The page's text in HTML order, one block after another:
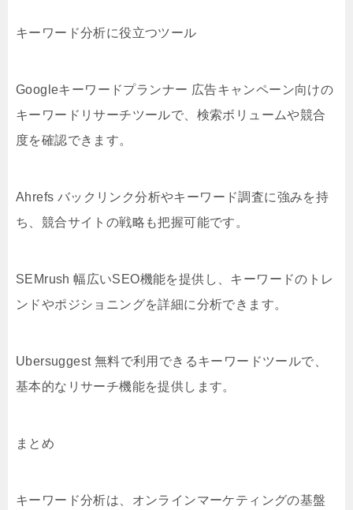
キーワード分析に役立つツール
Googleキーワードプランナー 広告キャンペーン向けの
キーワードリサーチツールで、検索ボリュームや競合
度を確認できます。
Ahrefs バックリンク分析やキーワード調査に強みを持
ち、競合サイトの戦略も把握可能です。
SEMrush 幅広いSEO機能を提供し、キーワードのトレ
ンドやポジショニングを詳細に分析できます。
Ubersuggest 無料で利用できるキーワードツールで、
基本的なリサーチ機能を提供します。
まとめ
キーワード分析は、オンラインマーケティングの基盤